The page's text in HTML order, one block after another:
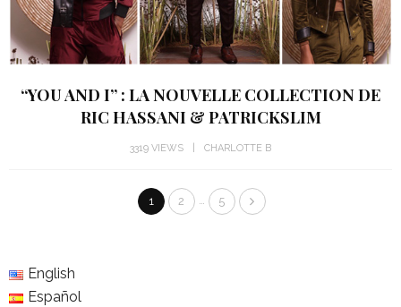
“YOU AND I” : LA NOUVELLE COLLECTION DE
RIC HASSANI & PATRICKSLIM
3319 VIEWS CHARLOTTE B
1 2 … 5
English
Español